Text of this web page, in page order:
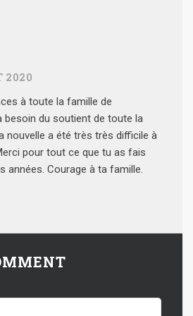
2020
à toute la famille de
besoin du soutient de toute la
nouvelle a été très très difficile à
pour tout ce que tu as fais
années. Courage à ta famille.